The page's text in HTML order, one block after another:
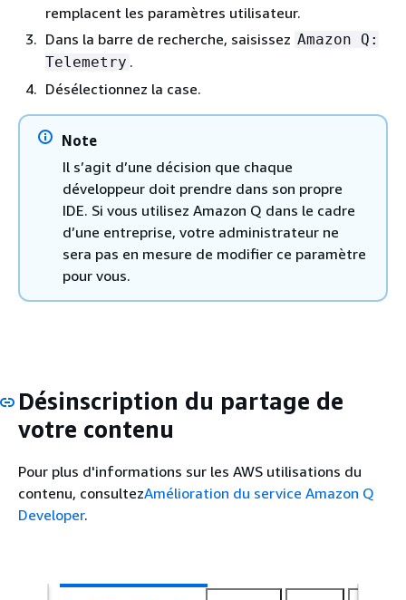
remplacent les paramètres utilisateur.
Dans la barre de recherche, saisissez Amazon Q:
Telemetry .
Désélectionnez la case.
Note
Il s’agit d’une décision que chaque
développeur doit prendre dans son propre
IDE. Si vous utilisez Amazon Q dans le cadre
d’une entreprise, votre administrateur ne
sera pas en mesure de modifier ce paramètre
pour vous.
Désinscription du partage de
votre contenu
Pour plus d'informations sur les AWS utilisations du
contenu, consultezAmélioration du service Amazon Q
Developer.